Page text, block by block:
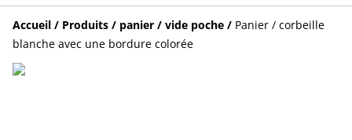
Accueil / Produits / panier / vide poche / Panier / corbeille
blanche avec une bordure colorée